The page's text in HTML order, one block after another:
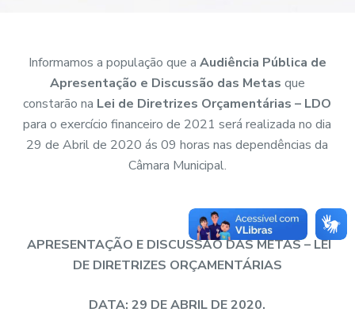
Informamos a população que a Audiência Pública de
Apresentação e Discussão das Metas que
constarão na Lei de Diretrizes Orçamentárias – LDO
para o exercício financeiro de 2021 será realizada no dia
29 de Abril de 2020 ás 09 horas nas dependências da
Câmara Municipal.
APRESENTAÇÃO E DISCUSSÃO DAS METAS – LEI
DE DIRETRIZES ORÇAMENTÁRIAS
DATA: 29 DE ABRIL DE 2020.